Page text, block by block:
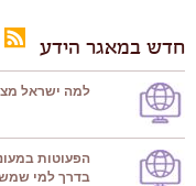
חדש במאגר הידע
למה ישראל
הפעוטות
בדרך למי